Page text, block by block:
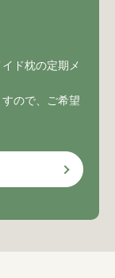
ド枕の定期メ
ので、ご希望